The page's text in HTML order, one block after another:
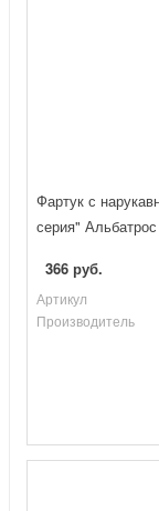
Фартук с
серия" Альбатрос
366 руб.
Артикул
Производитель